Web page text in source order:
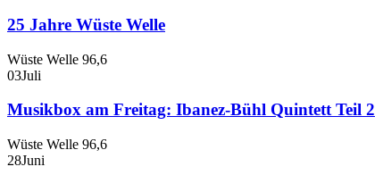
25 Jahre Wüste Welle
Wüste Welle 96,6
03Juli
Musikbox am Freitag: Ibanez-Bühl Quintett Teil 2
Wüste Welle 96,6
28Juni